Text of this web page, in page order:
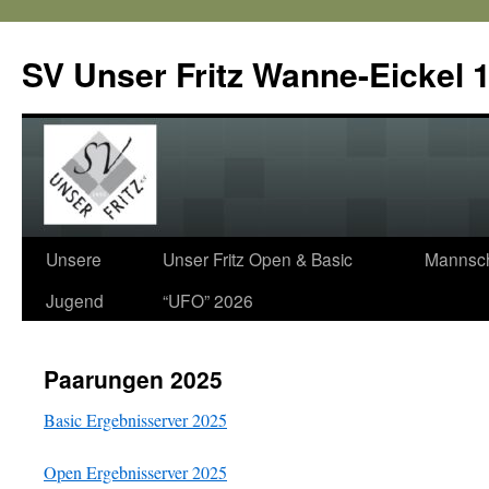
SV Unser Fritz Wanne-Eickel
Zum
Inhalt
Unsere
Jugend
Unser Fritz Open & Basic
“UFO” 2026
Paarungen 2025
Basic Ergebnisserver 2025
Open Ergebnisserver 2025